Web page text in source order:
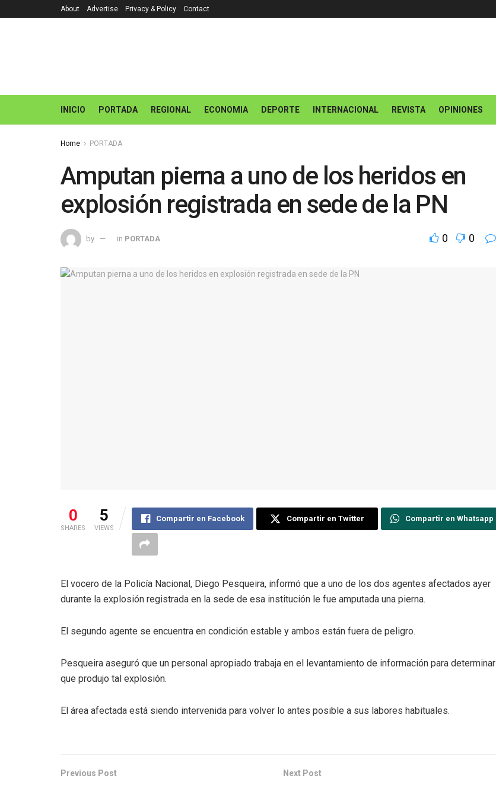
About Advertise Privacy & Policy Contact
INICIO PORTADA REGIONAL ECONOMIA DEPORTE INTERNACIONAL REVISTA OPINIONES
Home PORTADA
Amputan pierna a uno de los heridos en
explosión registrada en sede de la PN
by in PORTADA 0 0
0
SHARES
5
VIEWS
Compartir en Facebook Compartir en Twitter Compartir en Whatsapp
El vocero de la Policía Nacional, Diego Pesqueira, informó que a uno de los dos agentes afectados ayer
durante la explosión registrada en la sede de esa institución le fue amputada una pierna.
El segundo agente se encuentra en condición estable y ambos están fuera de peligro.
Pesqueira aseguró que un personal apropiado trabaja en el levantamiento de información para determinar
que produjo tal explosión.
El área afectada está siendo intervenida para volver lo antes posible a sus labores habituales.
Previous Post Next Post